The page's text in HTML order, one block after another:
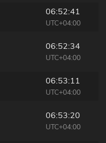
06:52:41
UTC+04:00
06:52:34
UTC+04:00
06:53:11
UTC+04:00
06:53:20
UTC+04:00